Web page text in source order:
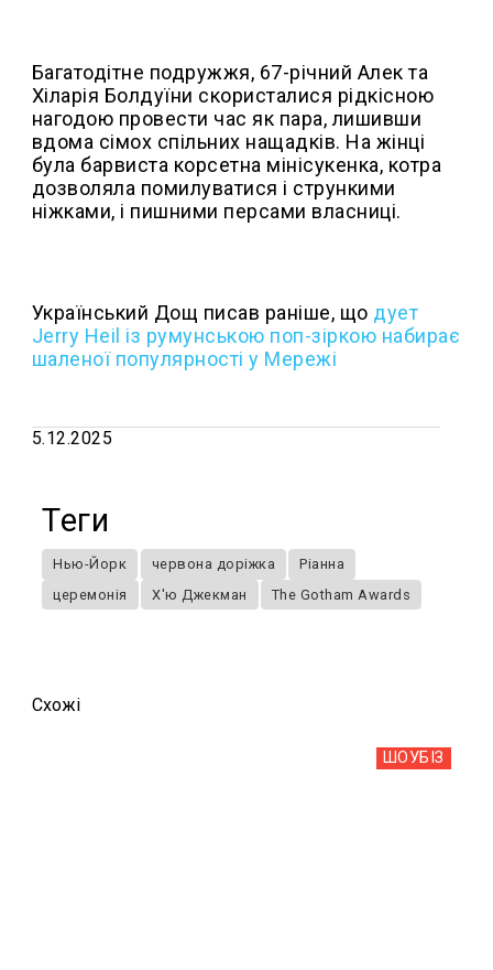
Багатодітне подружжя, 67-річний Алек та
Хіларія Болдуїни скористалися рідкісною
нагодою провести час як пара, лишивши
вдома сімох спільних нащадків. На жінці
була барвиста корсетна мінісукенка, котра
дозволяла помилуватися і стрункими
ніжками, і пишними персами власниці.
Український Дощ писав раніше, що дует
Jerry Heil із румунською поп-зіркою набирає
шаленої популярності у Мережі
5.12.2025
Теги
Нью-Йорк червона доріжка
Ріанна
церемонія
Х'ю Джекман The Gotham Awards
Схожi
ШОУБIЗ